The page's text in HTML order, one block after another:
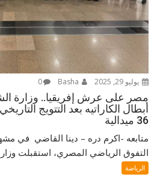
يوليو 29, 2025 0
مصر على عرش إفريقيا.. وزارة
أبطال الكاراتيه بعد التتويج
36 ميدالية
متابعه -اكرم دره – دينا القاضي في
التفوق الرياضي المصري، استقبلت
الرياضة